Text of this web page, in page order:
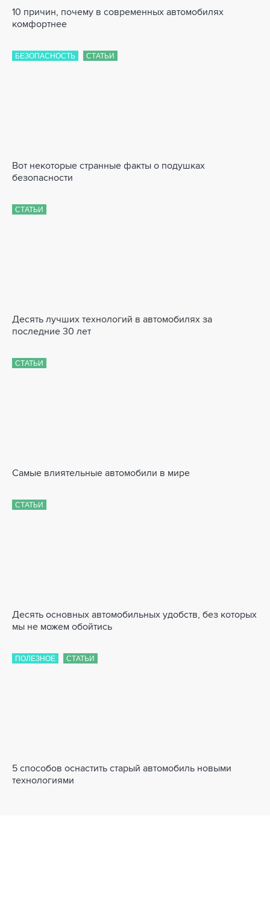
10 причин, почему в современных автомобилях
комфортнее
БЕЗОПАСНОСТЬ СТАТЬИ
Вот некоторые странные факты о подушках
безопасности
СТАТЬИ
Десять лучших технологий в автомобилях за
последние 30 лет
СТАТЬИ
Самые влиятельные автомобили в мире
СТАТЬИ
Десять основных автомобильных удобств, без которых
мы не можем обойтись
ПОЛЕЗНОЕ СТАТЬИ
5 способов оснастить старый автомобиль новыми
технологиями